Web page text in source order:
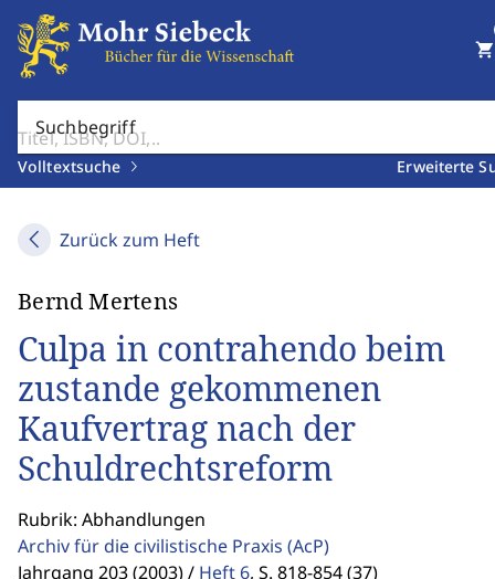
Suchbegriff
Volltextsuche Erweiterte
shopping_cart
Zurück zum Heft
Bernd Mertens
Culpa in contrahendo beim
zustande gekommenen
Kaufvertrag nach der
Schuldrechtsreform
Rubrik: Abhandlungen
Archiv für die civilistische Praxis (AcP)
Jahrgang 203 (2003) / Heft 6, S. 818-854 (37)